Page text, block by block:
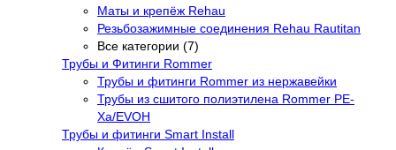
Маты и крепёж Rehau
Резьбозажимные соединения Rehau Rautitan
Все категории (7)
Трубы и Фитинги Rommer
Трубы и фитинги Rommer из нержавейки
Трубы из сшитого полиэтилена Rommer PE-
Xa/EVOH
Трубы и фитинги Smart Install